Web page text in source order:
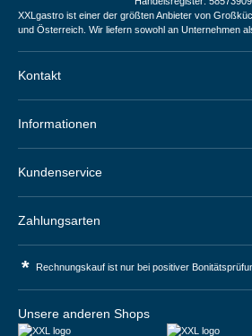
XXLgastro ist einer der größten Anbieter von
und Österreich. Wir liefern sowohl an Unternehmen
Kontakt
Informationen
Kundenservice
Zahlungsarten
* Rechnungskauf ist nur bei positiver
Unsere anderen Shops